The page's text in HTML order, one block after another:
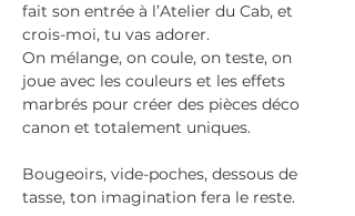
fait son entrée à l’Atelier du Cab, et
crois-moi, tu vas adorer.
On mélange, on coule, on teste, on
joue avec les couleurs et les effets
marbrés pour créer des pièces déco
canon et totalement uniques.
Bougeoirs, vide-poches, dessous de
tasse, ton imagination fera le reste.